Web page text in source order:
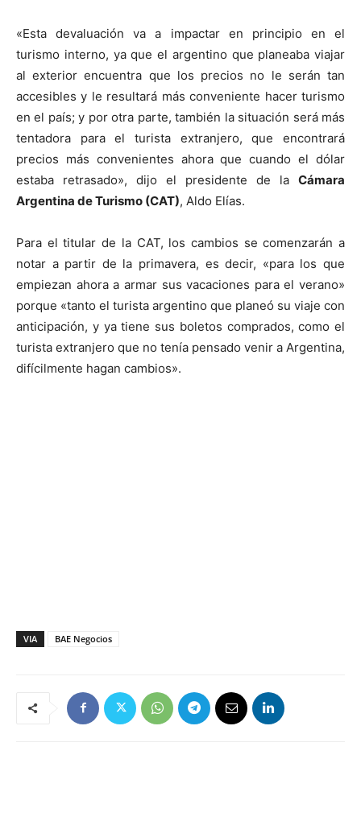
«Esta devaluación va a impactar en principio en el
turismo interno, ya que el argentino que planeaba viajar
al exterior encuentra que los precios no le serán tan
accesibles y le resultará más conveniente hacer turismo
en el país; y por otra parte, también la situación será más
tentadora para el turista extranjero, que encontrará
precios más convenientes ahora que cuando el dólar
estaba retrasado», dijo el presidente de la Cámara
Argentina de Turismo (CAT), Aldo Elías.
Para el titular de la CAT, los cambios se comenzarán a
notar a partir de la primavera, es decir, «para los que
empiezan ahora a armar sus vacaciones para el verano»
porque «tanto el turista argentino que planeó su viaje con
anticipación, y ya tiene sus boletos comprados, como el
turista extranjero que no tenía pensado venir a Argentina,
difícilmente hagan cambios».
VIA BAE Negocios